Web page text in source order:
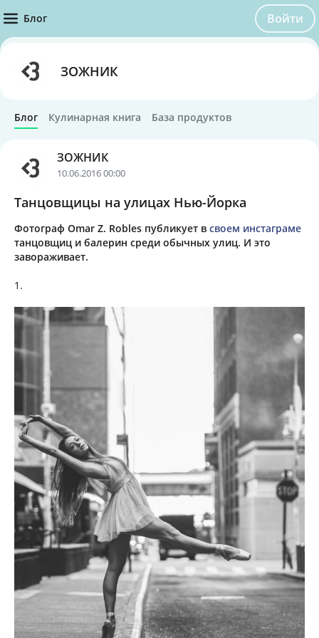
Блог Войти
ЗОЖНИК
Блог Кулинарная книга База продуктов
ЗОЖНИК
10.06.2016 00:00
Танцовщицы на улицах Нью-Йорка
Фотограф Omar Z. Robles публикует в своем инстаграме
танцовщиц и балерин среди обычных улиц. И это
завораживает.
1.